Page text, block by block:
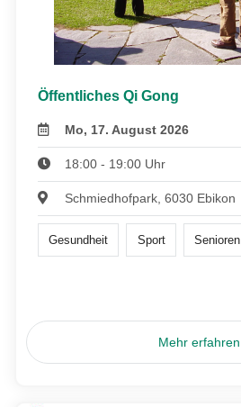
Öffentliches Qi Gong
Mo, 17. August 2026
18:00 - 19:00 Uhr
Schmiedhofpark, 6030 Ebikon
Gesundheit Sport Senioren
Mehr erfahren